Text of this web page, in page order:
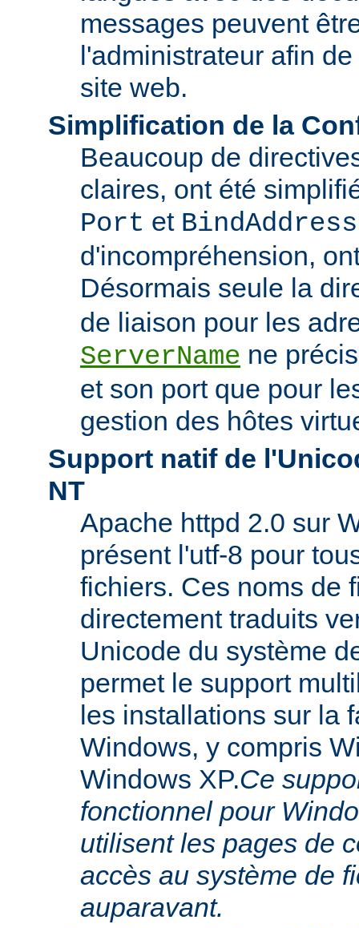
messages peuvent
l'administrateur afin
site web.
Simplification de la
Beaucoup de
claires, ont été
Port et BindAddress
d'incompréhension,
Désormais seule la
de liaison pour les
ServerName ne
et son port que pour
gestion des hôtes
Support natif de
NT
Apache httpd 2.0 sur
présent l'utf-8 pour
fichiers. Ces noms de
directement traduits
Unicode du système
permet le support
les installations sur la
Windows, y compris
Windows XP.Ce
fonctionnel pour
utilisent les pages de
accès au système de
auparavant.